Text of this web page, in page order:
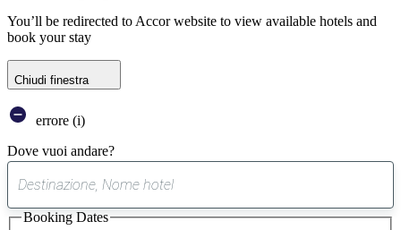
You’ll be redirected to Accor website to view available hotels and
book your stay
Chiudi finestra
errore (i)
Dove vuoi andare?
suggerimento
trovato
Booking Dates